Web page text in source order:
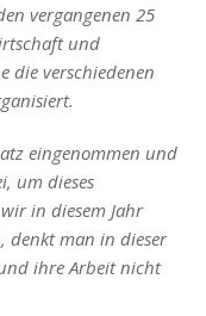
vergangenen 25
und
die verschiedenen
eingenommen und
um dieses
in diesem Jahr
denkt man in dieser
ihre Arbeit nicht